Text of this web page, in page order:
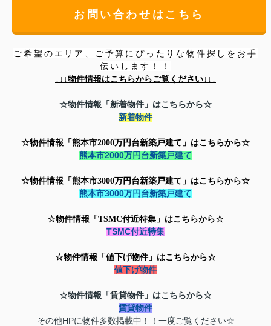
お問い合わせはこちら
ご希望のエリア、ご予算にぴったりな物件探しをお手
伝いします！！
↓↓↓物件情報はこちらからご覧ください↓↓↓
☆物件情報「新着物件」はこちらから☆
新着物件
☆物件情報「熊本市2000万円台新築戸建て」はこちらから☆
熊本市2000万円台新築戸建て
☆物件情報「熊本市3000万円台新築戸建て」はこちらから☆
熊本市3000万円台新築戸建て
☆物件情報「TSMC付近特集」はこちらから☆
TSMC付近特集
☆物件情報「値下げ物件」はこちらから☆
値下げ物件
☆物件情報「賃貸物件」はこちらから☆
賃貸物件
その他HPに物件多数掲載中！！一度ご覧ください☆